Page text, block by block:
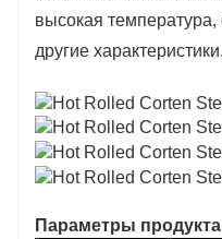
высокая температура,
другие характеристики.
Параметры продукта